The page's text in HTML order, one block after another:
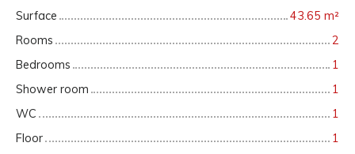
Surface
43.65 m²
Rooms
2
Bedrooms
1
Shower room
1
WC
1
Floor
1